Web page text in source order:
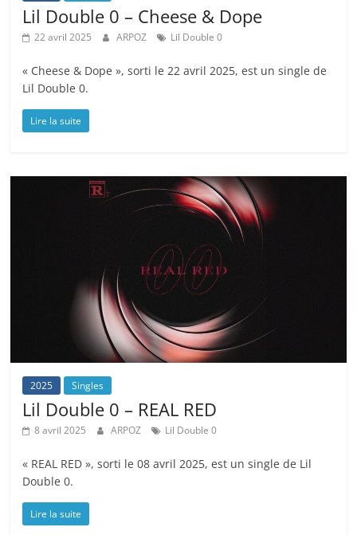
Lil Double 0 – Cheese & Dope
22 avril 2025 ARPOZ Lil Double 0
« Cheese & Dope », sorti le 22 avril 2025, est un single de
Lil Double 0.
Lire la suite
2025 Singles
Lil Double 0 – REAL RED
8 avril 2025 ARPOZ Lil Double 0
« REAL RED », sorti le 08 avril 2025, est un single de Lil
Double 0.
Lire la suite